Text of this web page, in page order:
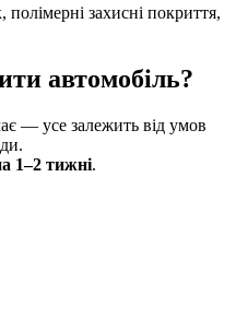
захисні покриття,
автомобіль?
— усе залежить від умов
1–2 тижні.